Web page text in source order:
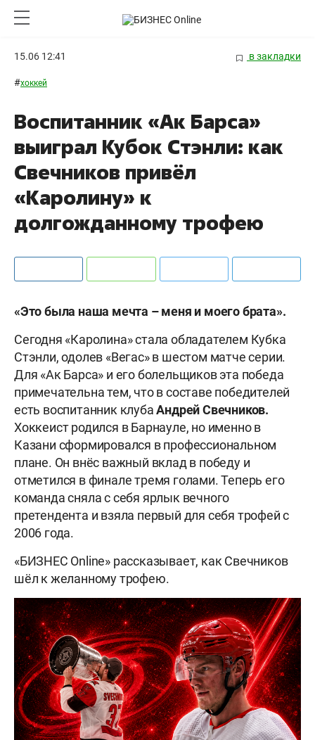
15.06 12:41 в закладки
#хоккей
Воспитанник «Ак Барса»
выиграл Кубок Стэнли: как
Свечников привёл
«Каролину» к
долгожданному трофею
«Это была наша мечта – меня и моего брата».
Сегодня «Каролина» стала обладателем Кубка
Стэнли, одолев «Вегас» в шестом матче серии.
Для «Ак Барса» и его болельщиков эта победа
примечательна тем, что в составе победителей
есть воспитанник клубаАндрей Свечников.
Хоккеист родился в Барнауле, но именно в
Казани сформировался в профессиональном
плане. Он внёс важный вклад в победу и
отметился в финале тремя голами. Теперь его
команда сняла с себя ярлык вечного
претендента и взяла первый для себя трофей с
2006 года.
«БИЗНЕС Online» рассказывает, как Свечников
шёл к желанному трофею.